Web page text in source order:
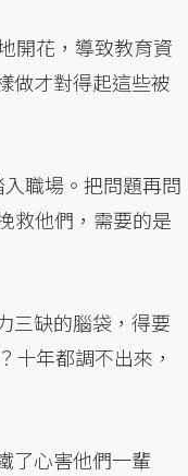
開花，導致教育資
做才對得起這些被
職場。把問題再問
救他們，需要的是
三缺的腦袋，得要
十年都調不出來，
了心害他們一輩